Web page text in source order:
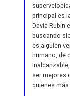
principal es la
David Rubín
buscando
es alguien
humano, de
ser mejores
quienes